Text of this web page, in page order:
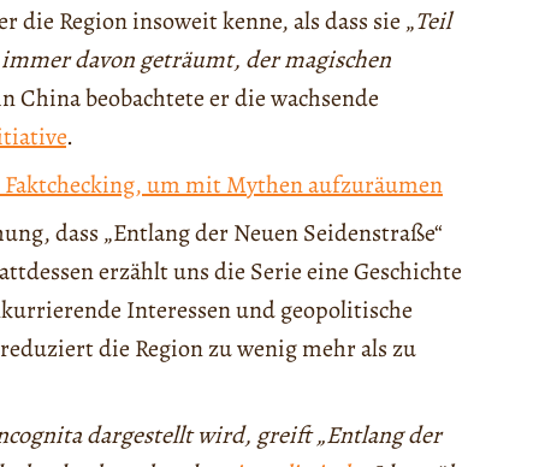
Region insoweit kenne, als dass sie „Teil
immer davon geträumt, der magischen
China beobachtete er die wachsende
.
um mit Mythen aufzuräumen
dass „Entlang der Neuen Seidenstraße“
erzählt uns die Serie eine Geschichte
Interessen und geopolitische
die Region zu wenig mehr als zu
dargestellt wird, greift „Entlang der